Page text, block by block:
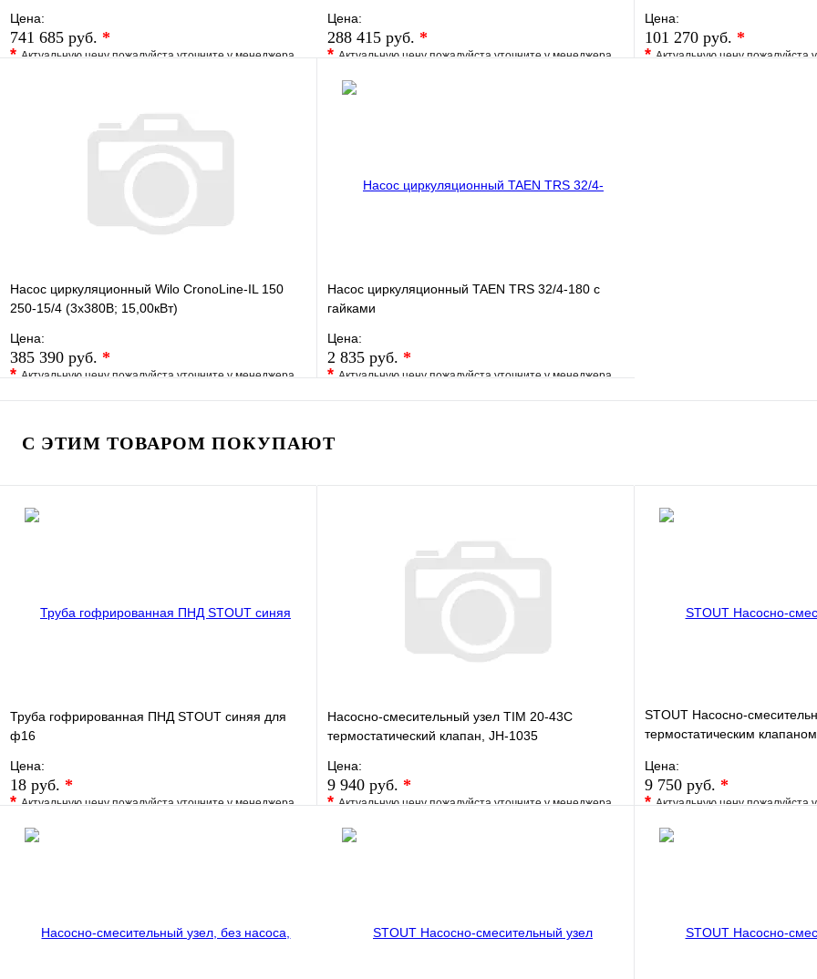
Цена:
741 685 руб. *
*Актуальную цену пожалуйста уточните у менеджера
В корзину
Цена:
288 415 руб. *
*Актуальную цену пожалуйста уточните у менеджера
В избранное
Цена:
101 270 руб. *
*Актуальную цену пожалуйста
Насос циркуляционный Wilo CronoLine-IL 150
250-15/4 (3х380В; 15,00кВт)
Цена:
385 390 руб. *
*Актуальную цену пожалуйста уточните у менеджера
В избранное Сравнение
В корзину
Насос циркуляционный TAEN TRS 32/4-180 с
гайками
Цена:
2 835 руб. *
*Актуальную цену пожалуйста уточните у менеджера
В избранное Сравнение
В корзину
С ЭТИМ ТОВАРОМ ПОКУПАЮТ
Труба гофрированная ПНД STOUT синяя для
ф16
Цена:
18 руб. *
*Актуальную цену пожалуйста уточните у менеджера
В избранное
Насосно-смесительный узел TIM 20-43С
термостатический клапан, JH-1035
Цена:
9 940 руб. *
*Актуальную цену пожалуйста уточните у менеджера
В избранное
STOUT Насосно-
термостатическим
Цена:
9 750 руб. *
*Актуальную цену пожалуйста
В избранное